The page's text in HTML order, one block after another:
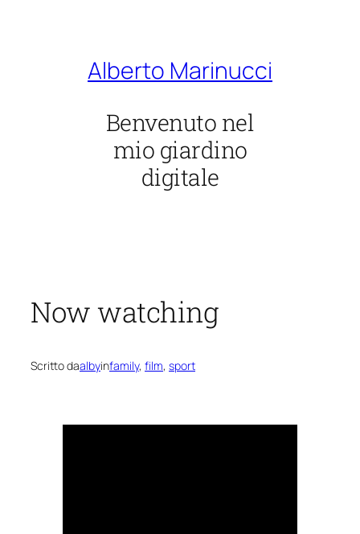
Alberto Marinucci
Benvenuto nel
mio giardino
digitale
Now watching
Scritto daalbyinfamily, film, sport